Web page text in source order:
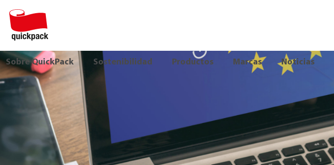
Sobre QuickPack Sostenibilidad Productos Marcas Noticias